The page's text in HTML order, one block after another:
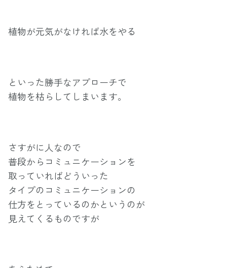
植物が元気がなければ水をやる
といった勝手なアプローチで
植物を枯らしてしまいます。
さすがに人なので
普段からコミュニケーションを
取っていればどういった
タイプのコミュニケーションの
仕方をとっているのかというのが
見えてくるものですが